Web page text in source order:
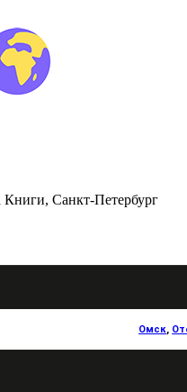
Книги, Санкт-Петербург
Омск,